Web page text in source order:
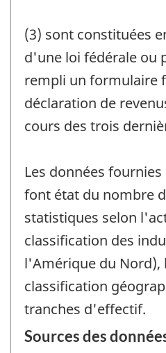
(3) sont constituées
d'une loi fédérale ou
rempli un formulaire
déclaration de
cours des trois
Les données
font état du nombre
statistiques selon
classification des
l'Amérique du Nord),
classification
tranches d'effectif.
Sources des